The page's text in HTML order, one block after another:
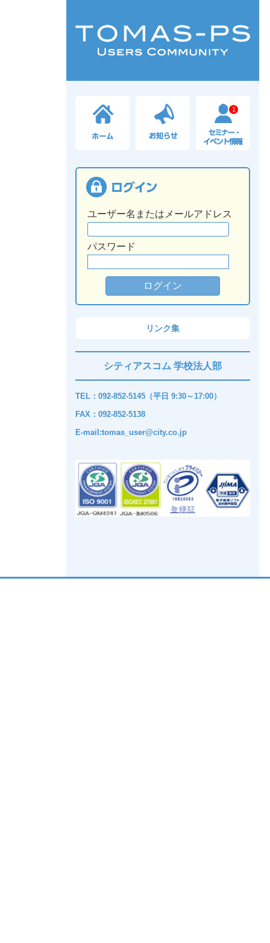
1
ユーザー名またはメールアドレス
パスワード
リンク集
シティアスコム 学校法人部
TEL：092-852-5145（平日 9:30～17:00）
FAX：092-852-5138
E-mail:tomas_user@city.co.jp